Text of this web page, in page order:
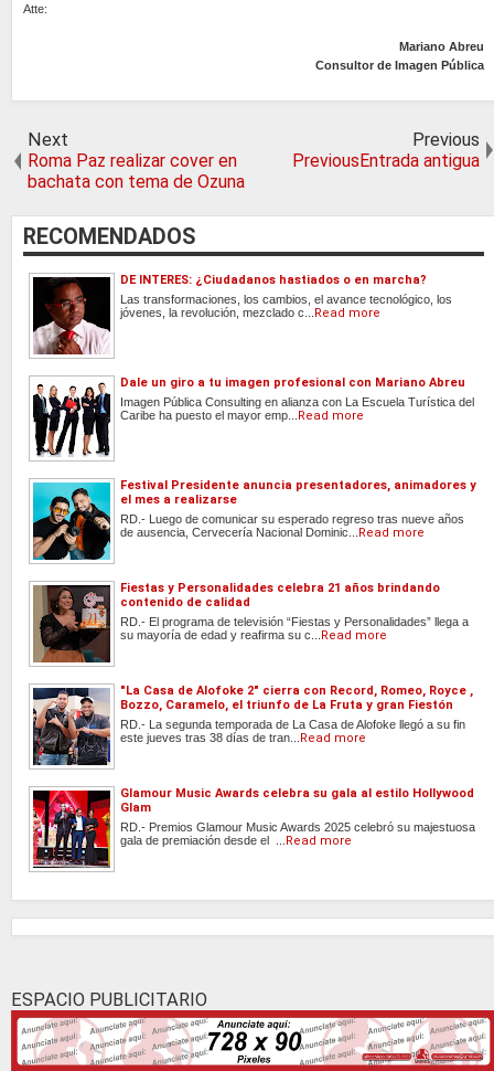
Atte:
Mariano Abreu
Consultor de Imagen Pública
Next
Roma Paz realizar cover en
bachata con tema de Ozuna
Previous
PreviousEntrada antigua
RECOMENDADOS
DE INTERES: ¿Ciudadanos hastiados o en marcha?
Las transformaciones, los cambios, el avance tecnológico, los
jóvenes, la revolución, mezclado c...
Read more
Dale un giro a tu imagen profesional con Mariano Abreu
Imagen Pública Consulting en alianza con La Escuela Turística del
Caribe ha puesto el mayor emp...
Read more
Festival Presidente anuncia presentadores, animadores y
el mes a realizarse
RD.- Luego de comunicar su esperado regreso tras nueve años
de ausencia, Cervecería Nacional Dominic...
Read more
Fiestas y Personalidades celebra 21 años brindando
contenido de calidad
RD.- El programa de televisión “Fiestas y Personalidades” llega a
su mayoría de edad y reafirma su c...
Read more
"La Casa de Alofoke 2" cierra con Record, Romeo, Royce ,
Bozzo, Caramelo, el triunfo de La Fruta y gran Fiestón
RD.- La segunda temporada de La Casa de Alofoke llegó a su fin
este jueves tras 38 días de tran...
Read more
Glamour Music Awards celebra su gala al estilo Hollywood
Glam
RD.- Premios Glamour Music Awards 2025 celebró su majestuosa
gala de premiación desde el ...
Read more
ESPACIO PUBLICITARIO